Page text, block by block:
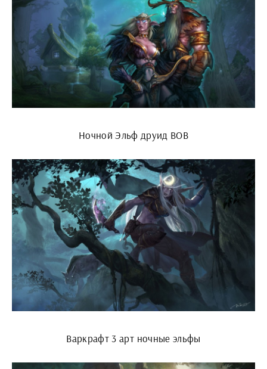
Ночной Эльф друид ВОВ
Варкрафт 3 арт ночные эльфы